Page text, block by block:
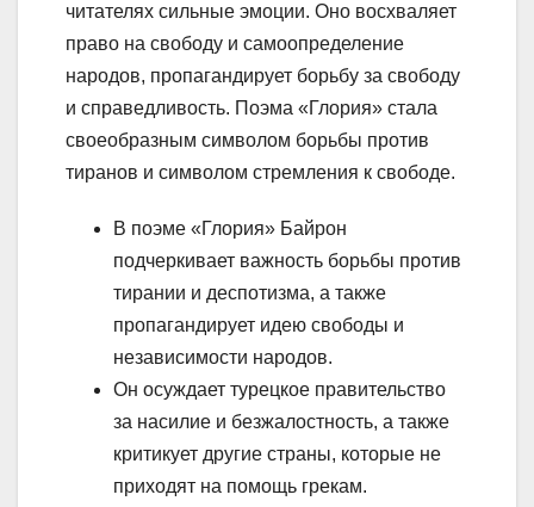
читателях сильные эмоции. Оно восхваляет
право на свободу и самоопределение
народов, пропагандирует борьбу за свободу
и справедливость. Поэма «Глория» стала
своеобразным символом борьбы против
тиранов и символом стремления к свободе.
В поэме «Глория» Байрон
подчеркивает важность борьбы против
тирании и деспотизма, а также
пропагандирует идею свободы и
независимости народов.
Он осуждает турецкое правительство
за насилие и безжалостность, а также
критикует другие страны, которые не
приходят на помощь грекам.